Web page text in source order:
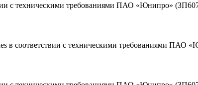
с техническими требованиями ПАО «Юнипро»
в соответствии с техническими требованиями ПАО